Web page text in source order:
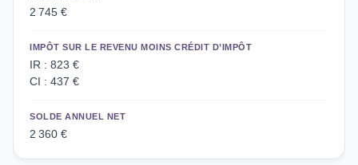
2 745 €
IMPÔT SUR LE REVENU MOINS CRÉDIT D’IMPÔT
IR : 823 €
CI : 437 €
SOLDE ANNUEL NET
2 360 €